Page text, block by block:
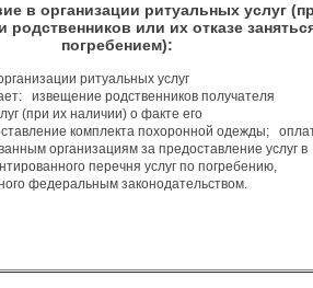
в организации ритуальных услуг
родственников или их отказе
погребением):
ритуальных услуг
извещение родственников получателя
(при их наличии) о факте его
комплекта похоронной одежды;
организациям за предоставление услуг в
перечня услуг по погребению,
федеральным законодательством.